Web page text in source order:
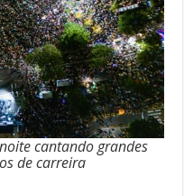
cantando grandes
de carreira